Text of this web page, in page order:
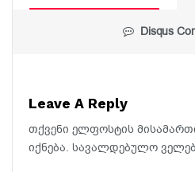
Disqus
Leave A Reply
თქვენი ელფოსტის
იქნება. სავალდებულო